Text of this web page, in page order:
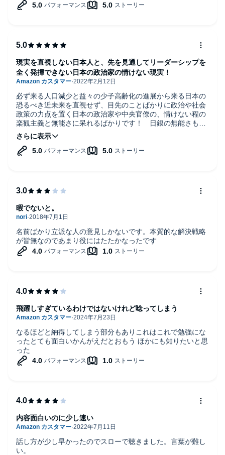
必ず来る人口減少と益々の少子高齢化の進展から来る日本の
恐るべき近未来を直視せず、目先のことばかりに政治や社会
政策の力点を置く日本の政治家や中央官僚の、情けない程の
楽観主義と無能さに呆れるばかりです！ 日銀の無能さも然
りです！
１０年・２０年単位で先を見通し、真のリーダーシップを発
揮できる、まともな政治家や官僚、経済人を望むのは無理な
理解できない中世の教会のようであり、コペルニクス的な発
想転換ができる大人物の出現を待つか、天変地異的な事態が
起きないと覚醒できない日本人の国民性に起因しているよう
です！
出でよ、真のリーダーシップを持った人物・政治家！
現実を直視しない日本人と、先を見通してリーダーシップを
全く発揮できない日本の政治家の情けない現実！
名前ばかり立派な人の意見しかないです。本質的な解決戦略
が皆無なのであまり役にはたたかなったです
暇でないと。
なるほどと納得してしまう部分もありこれはこれで勉強にな
ったとても面白いかんがえだとおもう ほかにも知りたいと思
った
飛躍しすぎているわけではないけれど唸ってしまう
話し方が少し早かったのでスローで聴きました。言葉が難し
い。
内容面白いのに少し速い